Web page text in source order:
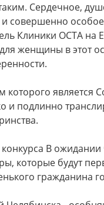
Сердечное,
и совершенно
Клиники ОСТА на
женщины в этот
которого
подлинно
конкурса В
которые будут
гражданина